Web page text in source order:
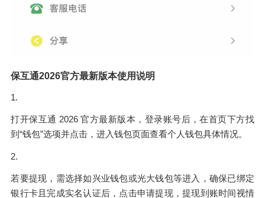
保互通2026官方最新版本使用说明
1.
打开保互通 2026 官方最新版本，登录账号后，在首页下方找
到“钱包”选项并点击，进入钱包页面查看个人钱包具体情况。
2.
若要提现，需选择如兴业钱包或光大钱包等进入，确保已绑定
银行卡且完成实名认证后，点击申请提现，提现到账时间视情